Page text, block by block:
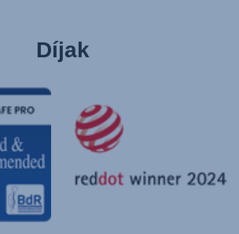
Díjak